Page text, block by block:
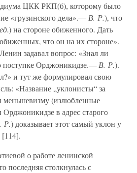
ЦКК РКП(б), которому было
«грузинского дела».— В. Р.), что
.) на стороне обиженного. Дать
что он на их стороне».
задавал вопрос: «Знал ли
поступке Орджоникидзе.— В. Р.).
и тут же формулировал свою
«Название „уклонисты“ за
(излюбленные
в адрес старого
Р.) доказывает этот самый уклон у
[114].
о работе ленинской
последняя столкнулась с